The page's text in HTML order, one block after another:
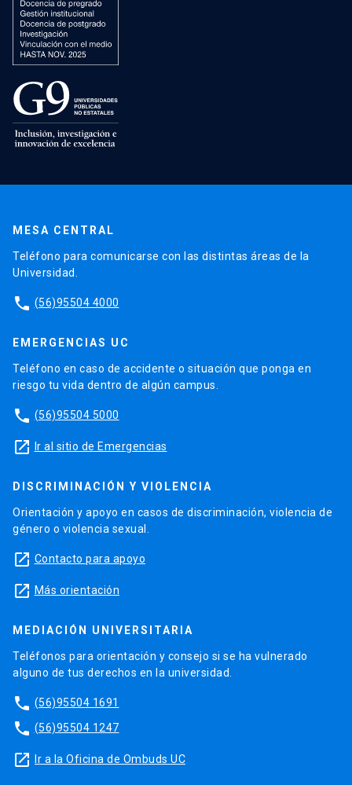
MESA CENTRAL
Teléfono para comunicarse con las distintas áreas de la
Universidad.
phone (56)95504 4000
EMERGENCIAS UC
Teléfono en caso de accidente o situación que ponga en
riesgo tu vida dentro de algún campus.
phone (56)95504 5000
launch Ir al sitio de Emergencias
DISCRIMINACIÓN Y VIOLENCIA
Orientación y apoyo en casos de discriminación, violencia de
género o violencia sexual.
launch Contacto para apoyo
launch Más orientación
MEDIACIÓN UNIVERSITARIA
Teléfonos para orientación y consejo si se ha vulnerado
alguno de tus derechos en la universidad.
phone (56)95504 1691
phone (56)95504 1247
launch Ir a la Oficina de Ombuds UC